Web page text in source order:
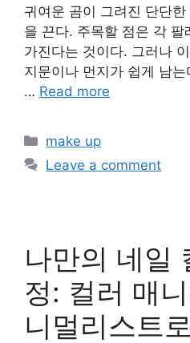
귀여운 곰이 그려진 단단
을 끈다. 주목할 점은 각 팔
가진다는 것이다. 그러나
지문이나 먼지가 쉽게 남
… Read more
Categories
make up
Leave a comment
나만의 네일
정: 컬러 매
니멀리스트로